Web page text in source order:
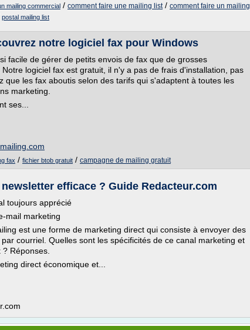
mailing commercial / comment faire une mailing list/ comment faire un mailing
postal mailing list
notre logiciel fax pour Windows
facile de gérer de petits envois de fax que de grosses
logiciel fax est gratuit, il n'y a pas de frais d'installation, pas
que les fax aboutis selon des tarifs qui s'adaptent à toutes les
marketing.
ses...
fax / fichier btob gratuit / campagne de mailing gratuit
efficace ? Guide Redacteur.com
toujours apprécié
mail marketing
est une forme de marketing direct qui consiste à envoyer des
courriel. Quelles sont les spécificités de ce canal marketing et
Réponses.
direct économique et...